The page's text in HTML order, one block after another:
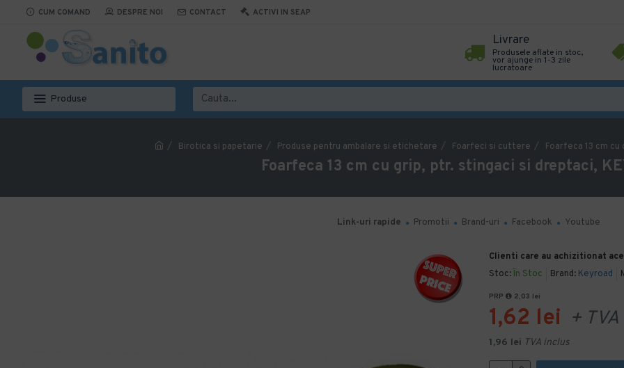
CUM COMAND DESPRE NOI CONTACT ACTIVI IN SEAP
Livrare
Produsele aflate in stoc,
vor ajunge in 1-3 zile
lucratoare
Produse
Birotica si papetarie Produse pentru ambalare si etichetare Foarfeci si cuttere Foarfeca 13 cm cu
Foarfeca 13 cm cu grip, ptr. stingaci si dreptaci,
Link-uri rapide Promotii Brand-uri Facebook Youtube
Clienti care au achizitionat
Stoc: În Stoc Brand: Keyroad
PRP 2,03 lei
1,62 lei + TVA
1,96 lei TVA inclus